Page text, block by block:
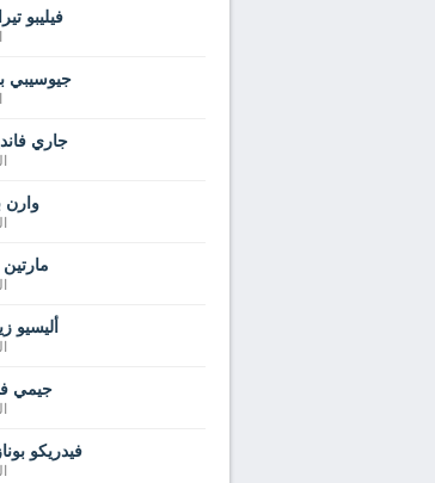
فيليبو
جيوسيبي
جاري
وارن
مارتين
أليسيو
جيمي
فيدريكو